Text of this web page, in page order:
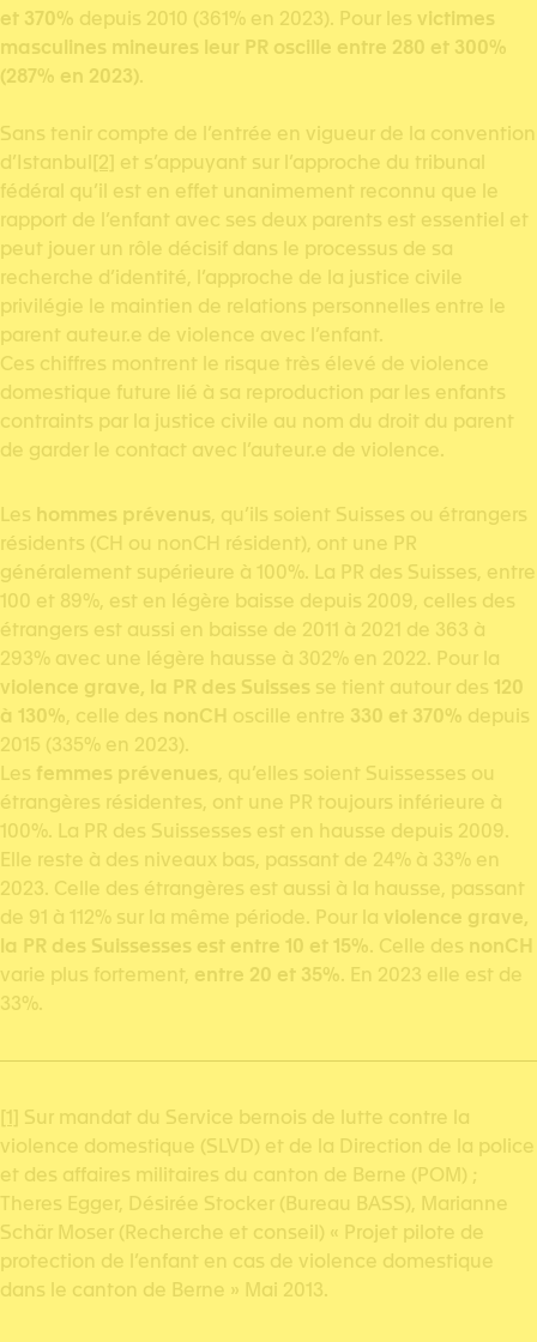
et 370% depuis 2010 (361% en 2023). Pour les victimes
masculines mineures leur PR oscille entre 280 et 300%
(287% en 2023).
Sans tenir compte de l’entrée en vigueur de la convention
d’Istanbul [2] et s’appuyant sur l’approche du tribunal
fédéral qu’il est en effet unanimement reconnu que le
rapport de l’enfant avec ses deux parents est essentiel et
peut jouer un rôle décisif dans le processus de sa
recherche d’identité, l’approche de la justice civile
privilégie le maintien de relations personnelles entre le
parent auteur.e de violence avec l’enfant.
Ces chiffres montrent le risque très élevé de violence
domestique future lié à sa reproduction par les enfants
contraints par la justice civile au nom du droit du parent
de garder le contact avec l’auteur.e de violence.
Les hommes prévenus, qu’ils soient Suisses ou étrangers
résidents (CH ou nonCH résident), ont une PR
généralement supérieure à 100%. La PR des Suisses, entre
100 et 89%, est en légère baisse depuis 2009, celles des
étrangers est aussi en baisse de 2011 à 2021 de 363 à
293% avec une légère hausse à 302% en 2022. Pour la
violence grave, la PR des Suisses se tient autour des 120
à 130%, celle des nonCH oscille entre 330 et 370% depuis
2015 (335% en 2023).
Les femmes prévenues, qu’elles soient Suissesses ou
étrangères résidentes, ont une PR toujours inférieure à
100%. La PR des Suissesses est en hausse depuis 2009.
Elle reste à des niveaux bas, passant de 24% à 33% en
2023. Celle des étrangères est aussi à la hausse, passant
de 91 à 112% sur la même période. Pour la violence grave,
la PR des Suissesses est entre 10 et 15%. Celle des nonCH
varie plus fortement, entre 20 et 35%. En 2023 elle est de
33%.
[1] Sur mandat du Service bernois de lutte contre la
violence domestique (SLVD) et de la Direction de la police
et des affaires militaires du canton de Berne (POM) ;
Theres Egger, Désirée Stocker (Bureau BASS), Marianne
Schär Moser (Recherche et conseil) « Projet pilote de
protection de l’enfant en cas de violence domestique
dans le canton de Berne » Mai 2013.